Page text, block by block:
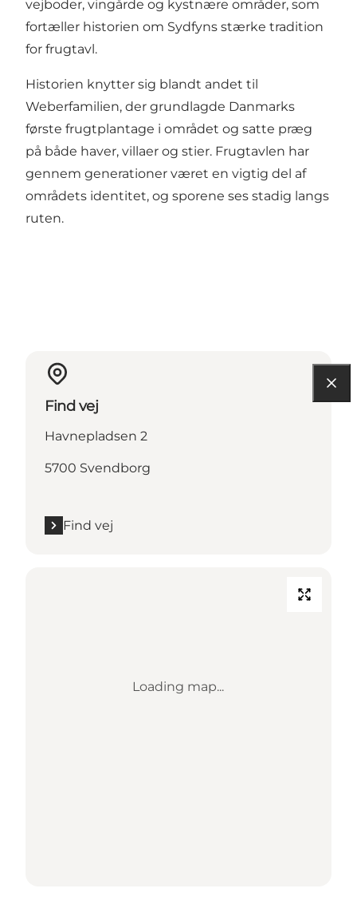
vejboder, vingårde og kystnære områder, som
fortæller historien om Sydfyns stærke tradition
for frugtavl.
Historien knytter sig blandt andet til
Weberfamilien, der grundlagde Danmarks
første frugtplantage i området og satte præg
på både haver, villaer og stier. Frugtavlen har
gennem generationer været en vigtig del af
områdets identitet, og sporene ses stadig langs
ruten.
Find vej
Havnepladsen 2
5700 Svendborg
Find vej
Loading map...